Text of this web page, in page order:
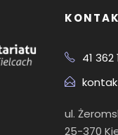
41 362
ul.
25-370